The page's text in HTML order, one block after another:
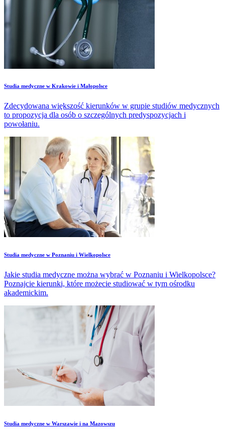
Studia medyczne w Krakowie i Małopolsce
Zdecydowana większość kierunków w grupie studiów medycznych
to propozycja dla osób o szczególnych predyspozycjach i
powołaniu.
Studia medyczne w Poznaniu i Wielkopolsce
Jakie studia medyczne można wybrać w Poznaniu i Wielkopolsce?
Poznajcie kierunki, które możecie studiować w tym ośrodku
akademickim.
Studia medyczne w Warszawie i na Mazowszu